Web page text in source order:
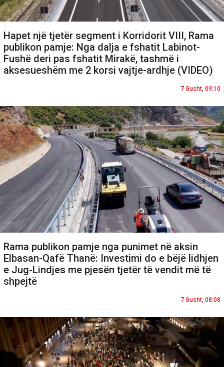
Hapet një tjetër segment i Korridorit VIII, Rama
publikon pamje: Nga dalja e fshatit Labinot-
Fushë deri pas fshatit Mirakë, tashmë i
aksesueshëm me 2 korsi vajtje-ardhje (VIDEO)
7 Gusht, 09:10
Rama publikon pamje nga punimet në aksin
Elbasan-Qafë Thanë: Investimi do e bëjë lidhjen
e Jug-Lindjes me pjesën tjetër të vendit më të
shpejtë
7 Gusht, 08:08